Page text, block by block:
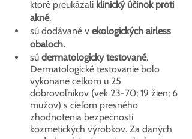
ktoré preukázali klinický účinok proti
akné.
sú dodávané v ekologických airless
obaloch.
sú dermatologicky testované.
Dermatologické testovanie bolo
vykonané celkom u 25
dobrovoľníkov (vek 23-70; 19 žien; 6
mužov) s cieľom presného
zhodnotenia bezpečnosti
kozmetických výrobkov. Za daných